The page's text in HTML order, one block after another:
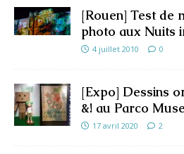
[Rouen] Test de
photo aux Nuits
4 juillet 2010 0
[Expo] Dessins
&! au Parco
17 avril 2020 2